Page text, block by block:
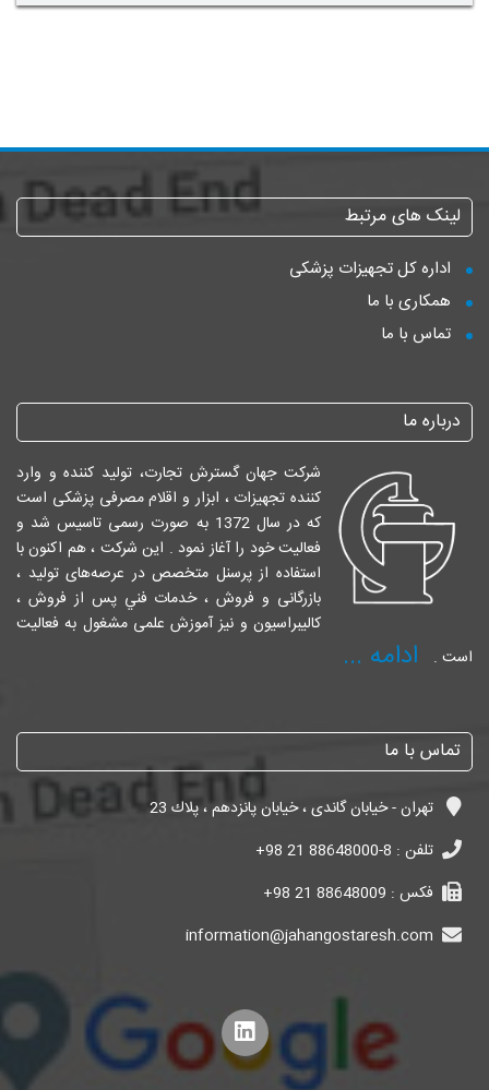
لینک های مرتبط
اداره کل تجهیزات پزشکی
همکاری با ما
تماس با ما
درباره ما
شرکت جهان گسترش تجارت، تولید کننده و وارد
کننده تجهیزات ، ابزار و اقلام مصرفی پزشکی است
که در سال 1372 به صورت رسمی تاسیس شد و
فعالیت خود را آغاز نمود . این شرکت ، هم اکنون با
استفاده از پرسنل متخصص در عرصه‌های تولید ،
بازرگانی و فروش ، خدمات فني پس از فروش ،
کالیبراسیون و نیز آموزش علمی مشغول به فعالیت
است .
ادامه ...
تماس با ما
تهران - خیابان گاندی ، خیابان پانزدهم ، پلاك 23
تلفن : +98 21 88648000-8
فکس : +98 21 88648009
information@jahangostaresh.com